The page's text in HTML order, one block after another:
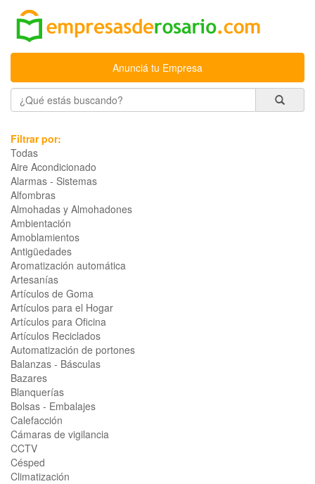
Anunciá tu Empresa
Filtrar por:
Todas
Aire Acondicionado
Alarmas - Sistemas
Alfombras
Almohadas y Almohadones
Ambientación
Amoblamientos
Antigüedades
Aromatización automática
Artesanías
Artículos de Goma
Artículos para el Hogar
Artículos para Oficina
Artículos Reciclados
Automatización de portones
Balanzas - Básculas
Bazares
Blanquerías
Bolsas - Embalajes
Calefacción
Cámaras de vigilancia
CCTV
Césped
Climatización